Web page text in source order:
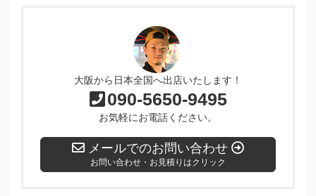
大阪から日本全国へ出店いたします！
090-5650-9495
お気軽にお電話ください。
メールでのお問い合わせ
お問い合わせ・お見積りはクリック